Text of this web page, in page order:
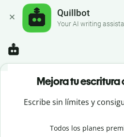
Quillbot
Your AI writing
Mejora tu escritura
Escribe sin límites y
Todos los planes